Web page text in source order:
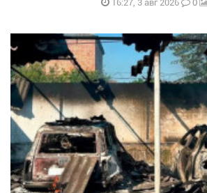
16:27, 3 авг 2026